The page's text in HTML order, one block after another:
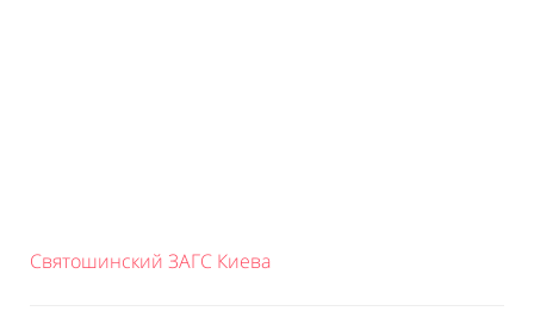
Святошинский ЗАГС Киева